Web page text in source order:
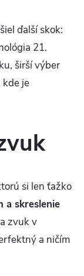
ďalší skok:
21.
širší výber
kde je
si len ťažko
a skreslenie
zvuk v
a ničím